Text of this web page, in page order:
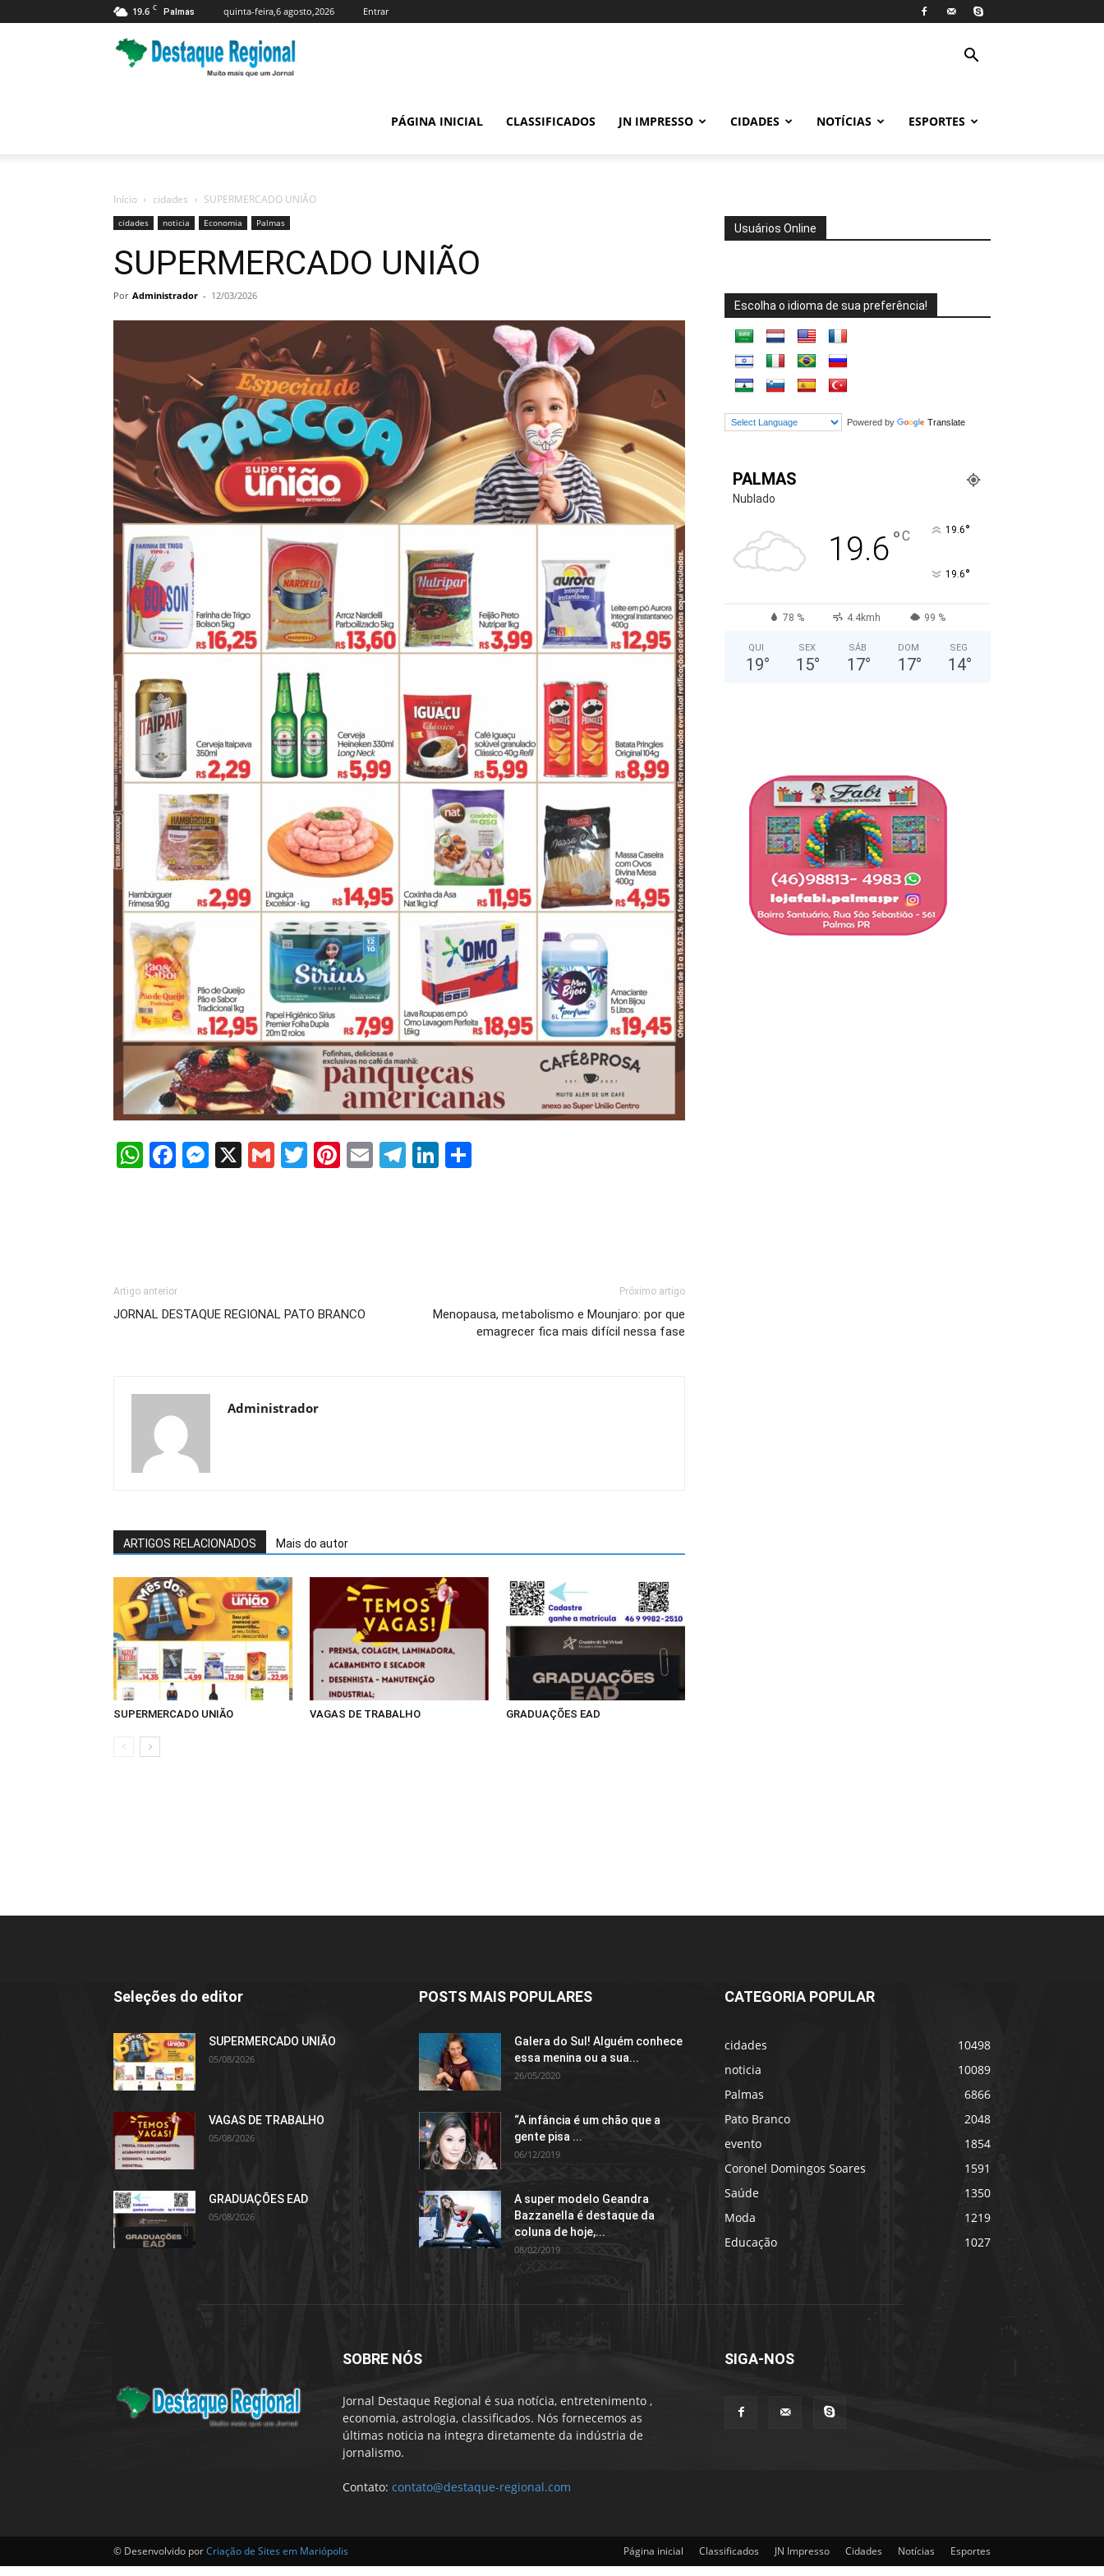
19.6 C Palmas quinta-feira,6 agosto,2026 Entrar
PÁGINA INICIAL CLASSIFICADOS JN IMPRESSO CIDADES NOTÍCIAS ESPORTES
Início cidades SUPERMERCADO UNIÃO
cidades noticia Economia Palmas
SUPERMERCADO UNIÃO
Por Administrador - 12/03/2026
WhatsApp
Facebook
Messenger
X GmailTwitter
Pinterest
EmailTelegram
LinkedIn
Artigo anterior
JORNAL DESTAQUE REGIONAL PATO BRANCO
Próximo artigo
Menopausa, metabolismo e Mounjaro: por que
emagrecer fica mais difícil nessa fase
Administrador
ARTIGOS RELACIONADOS Mais do autor
SUPERMERCADO UNIÃO VAGAS DE TRABALHO GRADUAÇÕES EAD
Usuários Online
Escolha o idioma de sua preferência!
Powered by Translate
PALMAS
Nublado
19.6°C 19.6°
19.6°
78 % 4.4kmh 99 %
QUI
19°
SEX
15°
SÁB
17°
DOM
17°
SEG
14°
Seleções do editor
SUPERMERCADO UNIÃO
05/08/2026
VAGAS DE TRABALHO
05/08/2026
GRADUAÇÕES EAD
05/08/2026
POSTS MAIS POPULARES
Galera do Sul! Alguém conhece
essa menina ou a sua...
26/05/2020
“A infância é um chão que a
gente pisa ...
06/12/2019
A super modelo Geandra
Bazzanella é destaque da
coluna de hoje,...
08/02/2019
CATEGORIA POPULAR
cidades
10498
noticia
10089
Palmas
6866
Pato Branco
2048
evento
1854
Coronel Domingos Soares
1591
Saúde
1350
Moda
1219
Educação
1027
SOBRE NÓS
Jornal Destaque Regional é sua notícia, entretenimento ,
economia, astrologia, classificados. Nós fornecemos as
últimas noticia na integra diretamente da indústria de
jornalismo.
Contato: contato@destaque-regional.com
SIGA-NOS
Página inicial Classificados JN Impresso Cidades Notícias Esportes
© Desenvolvido porCriação de Sites em Mariópolis